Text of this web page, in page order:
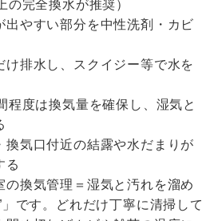
完全換水が推奨）
出やすい部分を中性洗剤・カビ
け排水し、スクイジー等で水を
程度は換気量を確保し、湿気と
換気口付近の結露や水だまりが
る
の換気管理＝湿気と汚れを溜め
です。どれだけ丁寧に清掃して